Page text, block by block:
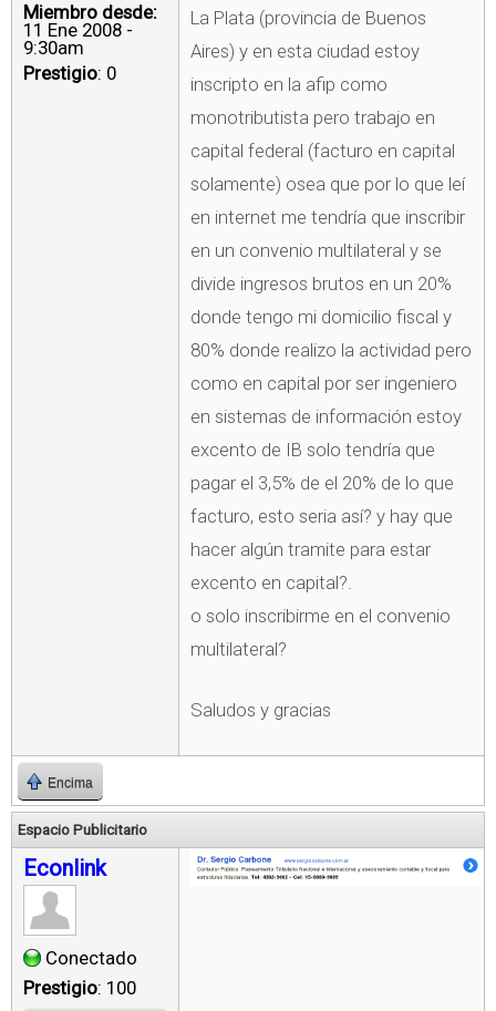
Miembro desde:
11 Ene 2008 -
9:30am
Prestigio: 0
La Plata (provincia de Buenos
Aires) y en esta ciudad estoy
inscripto en la afip como
monotributista pero trabajo en
capital federal (facturo en capital
solamente) osea que por lo que leí
en internet me tendría que inscribir
en un convenio multilateral y se
divide ingresos brutos en un 20%
donde tengo mi domicilio fiscal y
80% donde realizo la actividad pero
como en capital por ser ingeniero
en sistemas de información estoy
excento de IB solo tendría que
pagar el 3,5% de el 20% de lo que
facturo, esto seria así? y hay que
hacer algún tramite para estar
excento en capital?.
o solo inscribirme en el convenio
multilateral?
Saludos y gracias
Encima
Espacio Publicitario
Econlink
Conectado
Prestigio: 100